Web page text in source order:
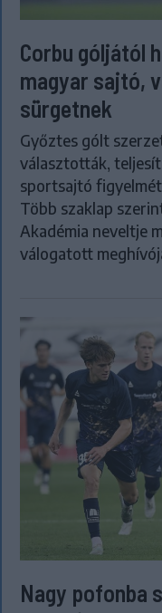
Corbu góljától
magyar sajtó,
sürgetnek
Győztes gólt
választották,
sportsajtó
Több szaklap
Akadémia neveltje
válogatott
Nagy pofonba